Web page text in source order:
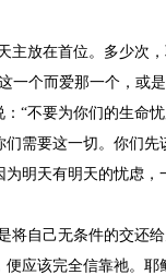
主放在首位。多少次
一个而爱那一个，或
：“不要为你们的生命
需要这一切。你们先
明天有明天的忧虑，
将自己无条件的交还
应该完全信靠祂。